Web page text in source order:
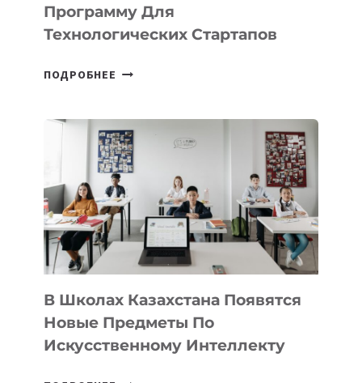
ПРЕДПРИНИМАТЕЛЬСТВО
Программу Для
Технологических Стартапов
ПОДРОБНЕЕ ОТКРЫТ
DEAL
VELOCITY
BY
MOST
—
МЕЖДУНАРОДНУЮ
ПРОГРАММУ
ДЛЯ
ТЕХНОЛОГИЧЕСКИХ
В Школах Казахстана Появятся
Новые Предметы По
Искусственному Интеллекту